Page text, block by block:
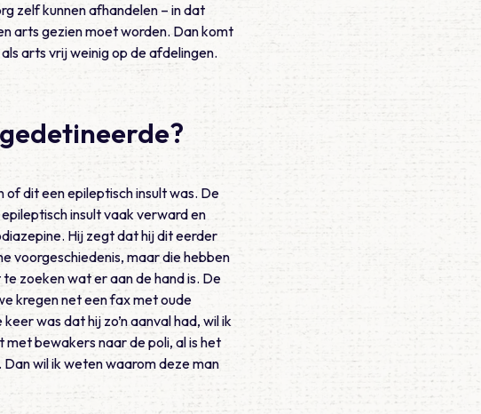
zelf kunnen afhandelen – in dat
arts gezien moet worden. Dan komt
arts vrij weinig op de afdelingen.
dit een epileptisch insult was. De
insult vaak verward en
Hij zegt dat hij dit eerder
voorgeschiedenis, maar die hebben
zoeken wat er aan de hand is. De
kregen net een fax met oude
was dat hij zo’n aanval had, wil ik
bewakers naar de poli, al is het
wil ik weten waarom deze man